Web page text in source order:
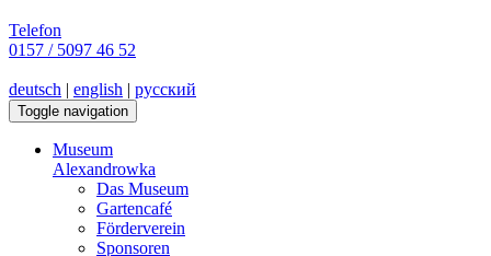
Telefon
0157 / 5097 46 52
deutsch | english | русский
Toggle navigation
Museum
Alexandrowka
Das Museum
Gartencafé
Förderverein
Sponsoren